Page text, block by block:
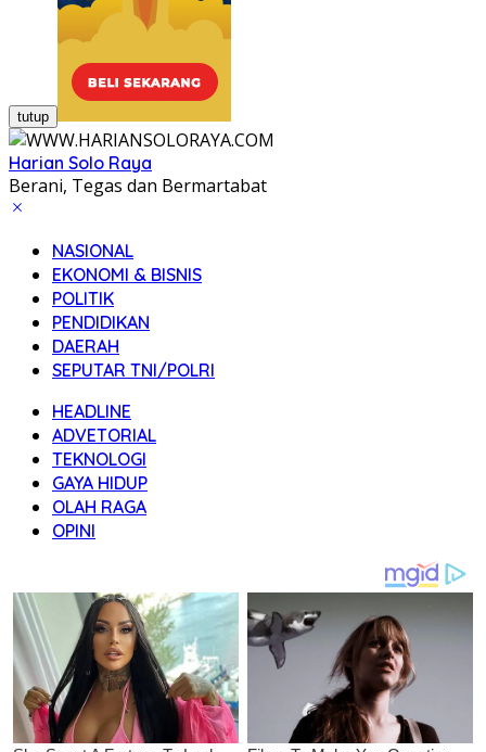
tutup
Harian Solo Raya
Berani, Tegas dan Bermartabat
NASIONAL
EKONOMI & BISNIS
POLITIK
PENDIDIKAN
DAERAH
SEPUTAR TNI/POLRI
HEADLINE
ADVETORIAL
TEKNOLOGI
GAYA HIDUP
OLAH RAGA
OPINI